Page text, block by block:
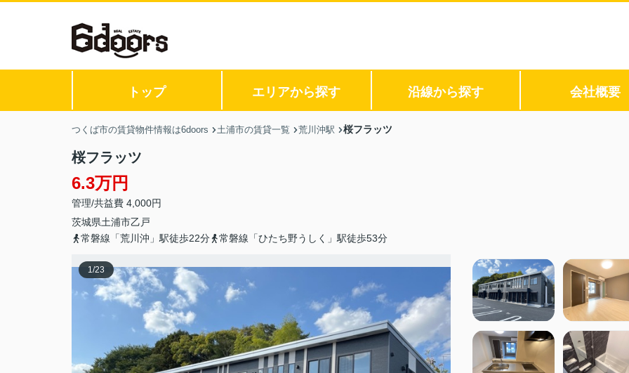
トップ エリアから探す 沿線から探す 会社概要
つくば市の賃貸物件情報は6doors 土浦市の賃貸一覧 荒川沖駅 桜フラッツ
桜フラッツ
6.3万円
管理/共益費 4,000円
茨城県土浦市乙戸
常磐線「荒川沖」駅徒歩22分
常磐線「ひたち野うしく」駅徒歩53分
1/23